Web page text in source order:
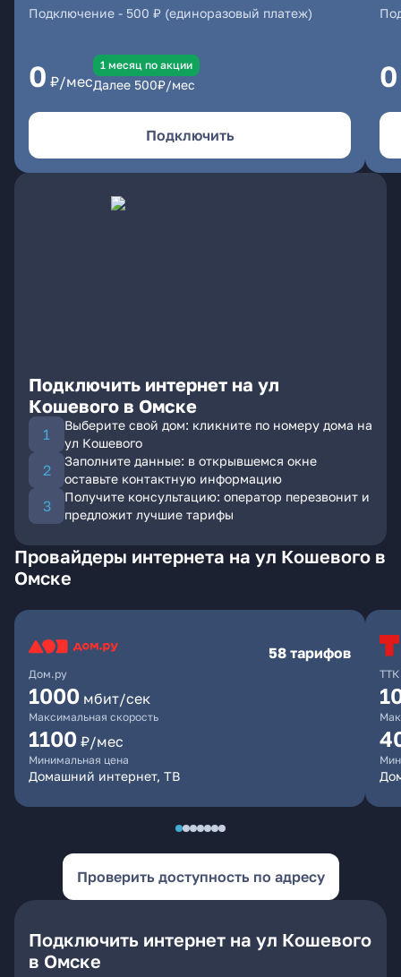
Подключение - 500 ₽ (единоразовый платеж)
0 ₽/мес
1 месяц по акции
Далее 500₽/мес
Подключить
0
Подключить интернет на ул
Кошевого в Омске
Выберите свой дом: кликните по номеру дома на
ул Кошевого
Заполните данные: в открывшемся окне
оставьте контактную информацию
Получите консультацию: оператор перезвонит и
предложит лучшие тарифы
Провайдеры интернета на ул Кошевого в
Омске
Дом.ру
58 тарифов
1000 мбит/сек
Максимальная скорость
1100 ₽/мес
Минимальная цена
Домашний интернет, ТВ
ТТК
Проверить доступность по адресу
Подключить интернет на ул Кошевого
в Омске